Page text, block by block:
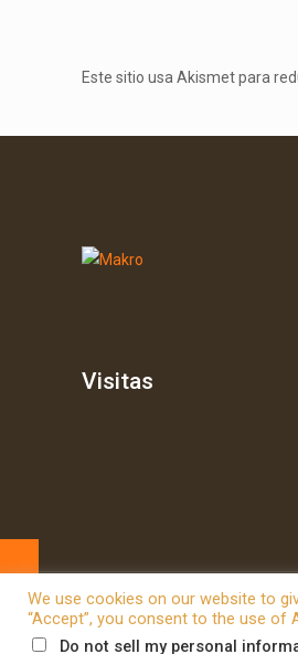
Este sitio usa Akismet para
Visitas
© 2026 Betheme byMuffin
We use cookies on our website to
“Accept”, you consent to the use of
Do not sell my personal